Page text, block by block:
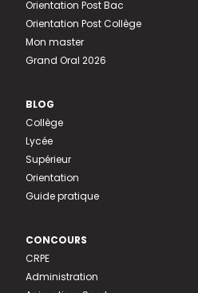
Orientation Post Bac
Orientation Post Collège
Mon master
Grand Oral 2026
BLOG
Collège
Lycée
Supérieur
Orientation
Guide pratique
CONCOURS
CRPE
Administration